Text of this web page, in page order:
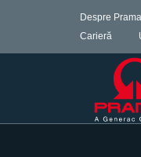
Despre
Carieră